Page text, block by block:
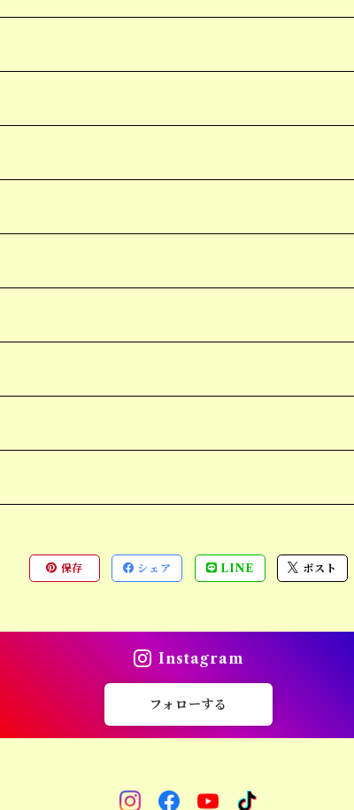
保存 シェア LINE ポスト
Instagram
フォローする